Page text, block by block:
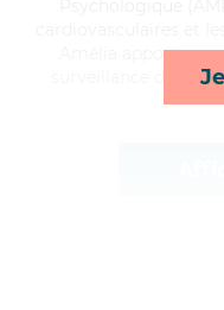
Amélia apporte
surveillance de